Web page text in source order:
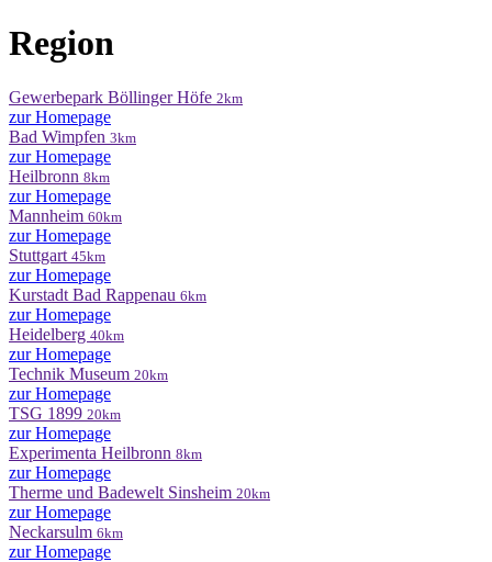
Region
Gewerbepark Böllinger Höfe 2km
zur Homepage
Bad Wimpfen 3km
zur Homepage
Heilbronn 8km
zur Homepage
Mannheim 60km
zur Homepage
Stuttgart 45km
zur Homepage
Kurstadt Bad Rappenau 6km
zur Homepage
Heidelberg 40km
zur Homepage
Technik Museum 20km
zur Homepage
TSG 1899 20km
zur Homepage
Experimenta Heilbronn 8km
zur Homepage
Therme und Badewelt Sinsheim 20km
zur Homepage
Neckarsulm 6km
zur Homepage